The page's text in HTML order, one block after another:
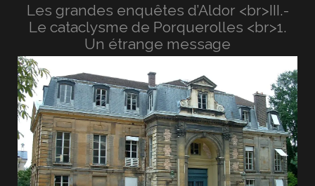
Les grandes enquêtes d’Aldor <br>III.-
Le cataclysme de Porquerolles <br>1.
Un étrange message